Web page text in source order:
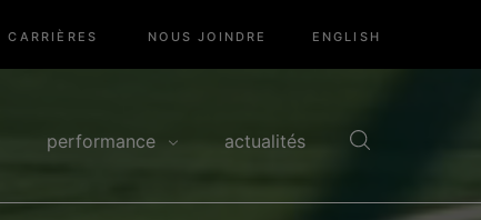
CARRIÈRES NOUS JOINDRE ENGLISH
performance actualités